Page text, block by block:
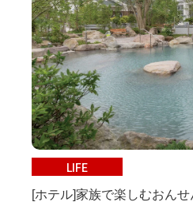
LIFE
[ホテル]家族で楽しむおん